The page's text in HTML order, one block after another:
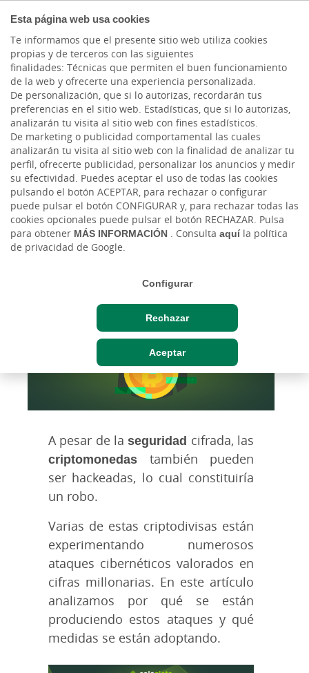
Esta página web usa cookies
Te informamos que el presente sitio web utiliza cookies
propias y de terceros con las siguientes
finalidades: Técnicas que permiten el buen funcionamiento
de la web y ofrecerte una experiencia personalizada.
De personalización, que si lo autorizas, recordarán tus
preferencias en el sitio web. Estadísticas, que si lo autorizas,
analizarán tu visita al sitio web con fines estadísticos.
De marketing o publicidad comportamental las cuales
analizarán tu visita al sitio web con la finalidad de analizar tu
perfil, ofrecerte publicidad, personalizar los anuncios y medir
su efectividad. Puedes aceptar el uso de todas las cookies
pulsando el botón ACEPTAR, para rechazar o configurar
puede pulsar el botón CONFIGURAR y, para rechazar todas las
cookies opcionales puede pulsar el botón RECHAZAR. Pulsa
para obtener MÁS INFORMACIÓN . Consulta aquíla política
de privacidad de Google.
Configurar
Rechazar
Aceptar
Actualidad
Malwares y hackeos
alrededor de las
criptomonedas
Jue, 09/02/2023 - 12:00
A pesar de laseguridad cifrada, las
criptomonedas también pueden
ser hackeadas, lo cual constituiría
un robo.
Varias de estas criptodivisas están
experimentando numerosos
ataques cibernéticos valorados en
cifras millonarias. En este artículo
analizamos por qué se están
produciendo estos ataques y qué
medidas se están adoptando.